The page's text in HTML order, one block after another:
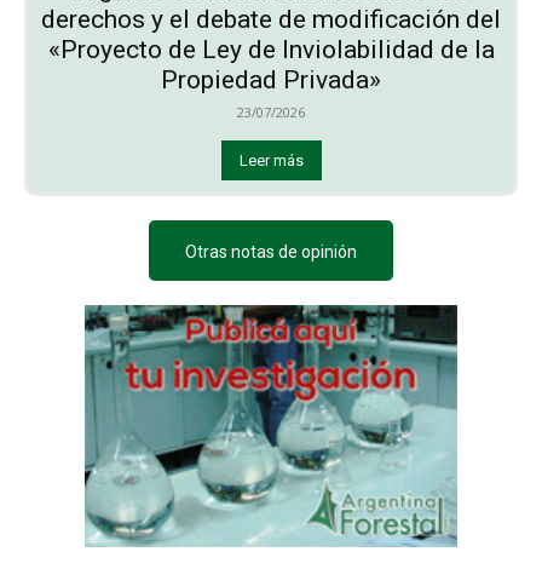
derechos y el debate de modificación del
«Proyecto de Ley de Inviolabilidad de la
Propiedad Privada»
23/07/2026
Leer más
Otras notas de opinión